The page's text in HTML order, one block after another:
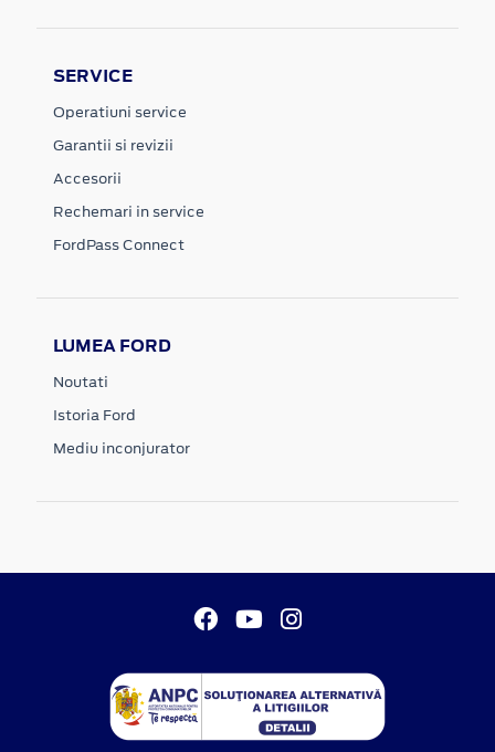
SERVICE
Operatiuni service
Garantii si revizii
Accesorii
Rechemari in service
FordPass Connect
LUMEA FORD
Noutati
Istoria Ford
Mediu inconjurator